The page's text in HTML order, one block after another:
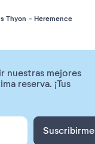
Thyon - Hérémence
nuestras mejores
reserva. ¡Tus
Suscribirme